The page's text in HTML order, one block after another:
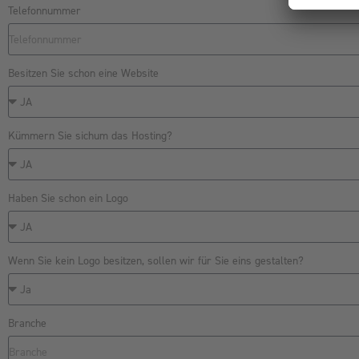
Telefonnummer
Besitzen Sie schon eine Website
Kümmern Sie sichum das Hosting?
Haben Sie schon ein Logo
Wenn Sie kein Logo besitzen, sollen wir für Sie eins gestalten?
Branche